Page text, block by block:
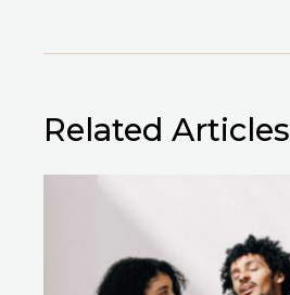
Related Articles